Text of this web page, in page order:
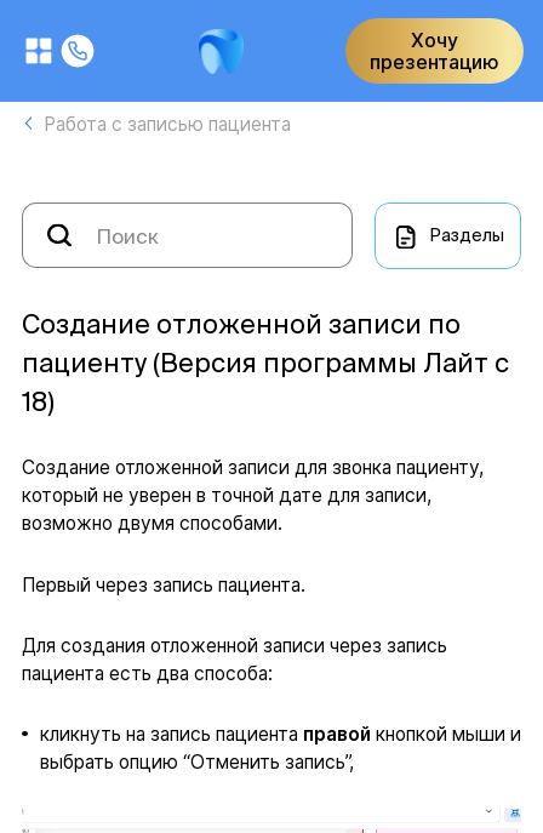
Хочу
презентацию
Работа с записью пациента
Разделы
Создание отложенной записи по
пациенту (Версия программы Лайт с
18)
Создание отложенной записи для звонка пациенту,
который не уверен в точной дате для записи,
возможно двумя способами.
Первый через запись пациента.
Для создания отложенной записи через запись
пациента есть два способа:
кликнуть на запись пациента правой кнопкой мыши и
выбрать опцию “Отменить запись”,